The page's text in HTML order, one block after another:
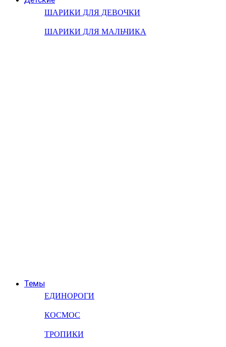
ШАРИКИ ДЛЯ ДЕВОЧКИ
ШАРИКИ ДЛЯ МАЛЬЧИКА
Темы
ЕДИНОРОГИ
КОСМОС
ТРОПИКИ